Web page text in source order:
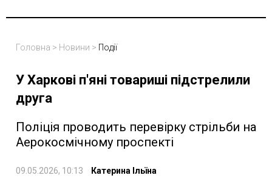
Головна > Новини > Події
У Харкові п'яні товариші підстрелили
друга
Поліція проводить перевірку стрільби на
Аерокосмічному проспекті
09.05.2026, 10:13 Катерина Ільїна